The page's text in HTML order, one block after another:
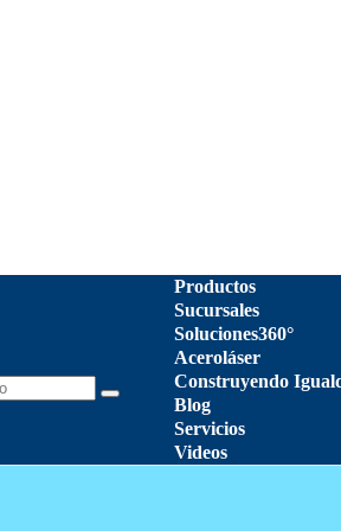
Productos
Sucursales
Soluciones360°
Aceroláser
Construyendo
Blog
Servicios
Videos